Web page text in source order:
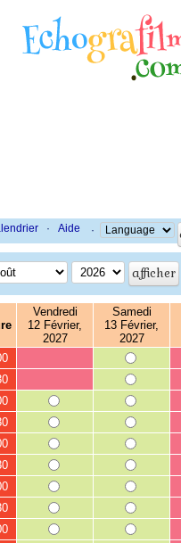
· Aide ·
Vendredi
12 Février,
2027
Samedi
13 Février,
2027